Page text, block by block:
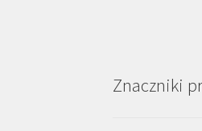
Znaczniki